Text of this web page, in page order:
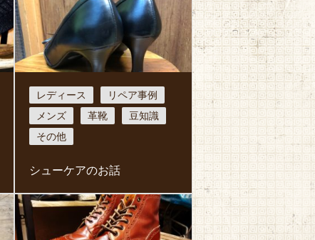
レディース
リペア事例
メンズ
革靴
豆知識
その他
シューケアのお話